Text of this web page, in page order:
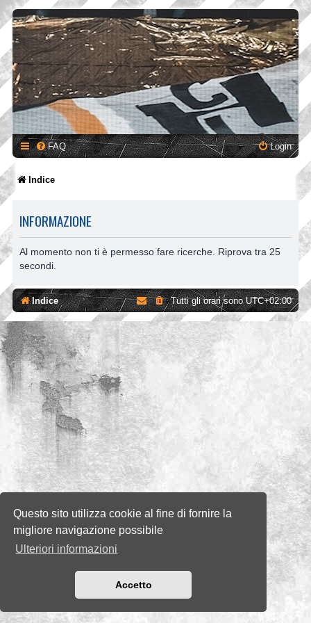
Questo sito utilizza cookie al fine di fornire la
migliore navigazione possibile
Ulteriori informazioni
Accetto
FAQ Login
Indice
INFORMAZIONE
Al momento non ti è permesso fare ricerche. Riprova tra 25
secondi.
Indice Tutti gli orari sonoUTC+02:00